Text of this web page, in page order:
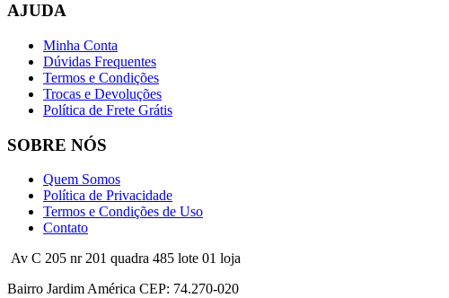
AJUDA
Minha Conta
Dúvidas Frequentes
Termos e Condições
Trocas e Devoluções
Política de Frete Grátis
SOBRE NÓS
Quem Somos
Política de Privacidade
Termos e Condições de Uso
Contato
Av C 205 nr 201 quadra 485 lote 01 loja
Bairro Jardim América CEP: 74.270-020